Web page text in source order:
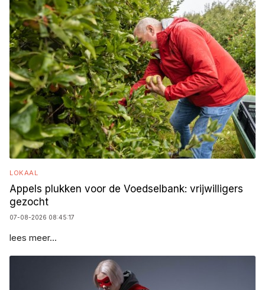
LOKAAL
Appels plukken voor de Voedselbank: vrijwilligers
gezocht
07-08-2026 08:45:17
lees meer...